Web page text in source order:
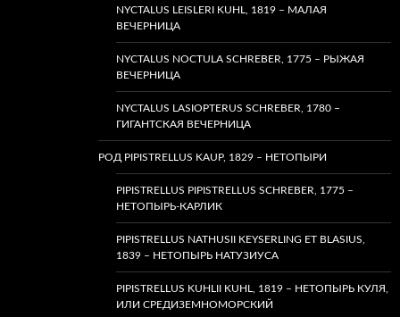
NYCTALUS LEISLERI KUHL, 1819 – МАЛАЯ
ВЕЧЕРНИЦА
NYCTALUS NOCTULA SCHREBER, 1775 – РЫЖАЯ
ВЕЧЕРНИЦА
NYCTALUS LASIOPTERUS SCHREBER, 1780 –
ГИГАНТСКАЯ ВЕЧЕРНИЦА
РОД PIPISTRELLUS KAUP, 1829 – НЕТОПЫРИ
PIPISTRELLUS PIPISTRELLUS SCHREBER, 1775 –
НЕТОПЫРЬ-КАРЛИК
PIPISTRELLUS NATHUSII KEYSERLING ET BLASIUS,
1839 – НЕТОПЫРЬ НАТУЗИУСА
PIPISTRELLUS KUHLII KUHL, 1819 – НЕТОПЫРЬ КУЛЯ,
ИЛИ СРЕДИЗЕМНОМОРСКИЙ